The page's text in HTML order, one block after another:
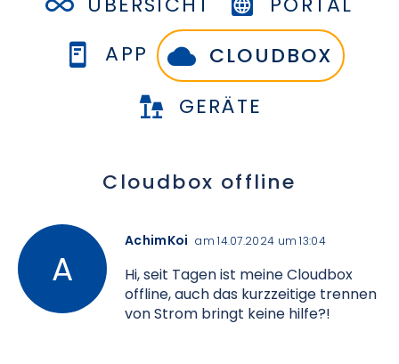
APP
CLOUDBOX
GERÄTE
Cloudbox offline
AchimKoi am 14.07.2024 um 13:04
Hi, seit Tagen ist meine Cloudbox
offline, auch das kurzzeitige trennen
von Strom bringt keine hilfe?!